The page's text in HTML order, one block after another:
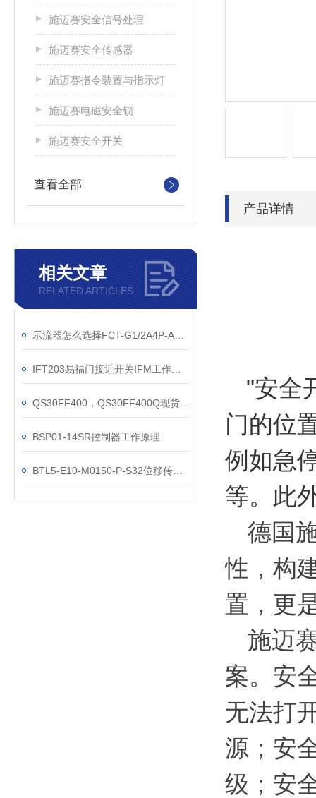
施迈赛安全信号处理
施迈赛安全传感器
施迈赛指令装置与指示灯
施迈赛电磁安全锁
施迈赛安全开关
查看全部
相关文章
RELATED ARTICLES
BSP01-14SR控制器工作原理
产品详情
"安全
门的位
例如急
等。此
德国
性，构
置，更
施迈
案。安
无法打
源；安
级；安